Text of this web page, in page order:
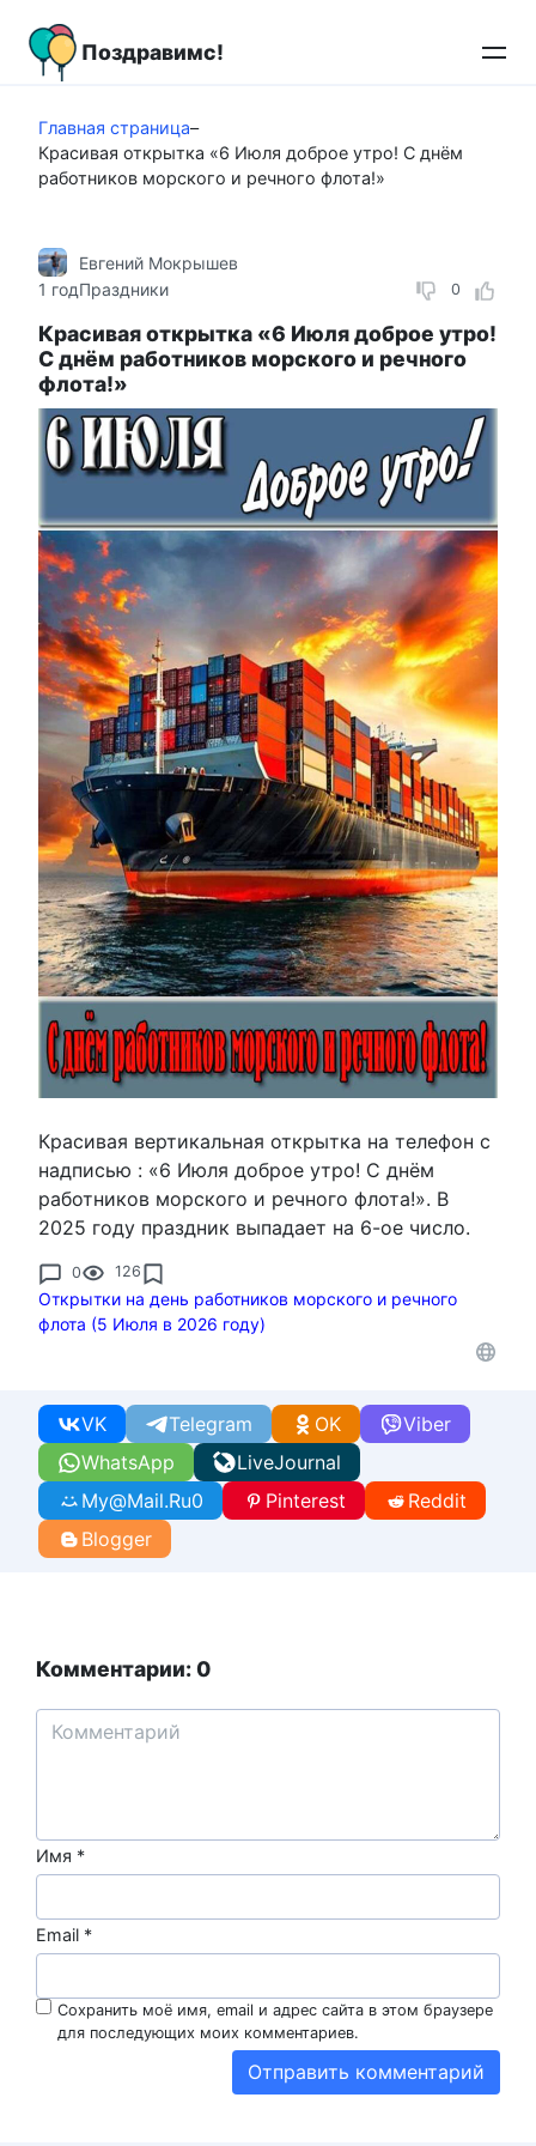
контенту
Поздравимс!
Главная страница–
Красивая открытка «6 Июля доброе утро! С днём
работников морского и речного флота!»
0
Евгений Мокрышев
1 годПраздники
Красивая открытка «6 Июля доброе утро!
С днём работников морского и речного
флота!»
Красивая вертикальная открытка на телефон с
надписью : «6 Июля доброе утро! С днём
работников морского и речного флота!». В
2025 году праздник выпадает на 6-ое число.
0 126
Открытки на день работников морского и речного
флота (5 Июля в 2026 году)
WhatsApp
VK Telegram Viber
OK
LiveJournal
My@Mail.Ru0 Pinterest
Reddit
Blogger
Комментарии: 0
Имя *
Email *
Сохранить моё имя, email и адрес сайта в этом браузере
для последующих моих комментариев.